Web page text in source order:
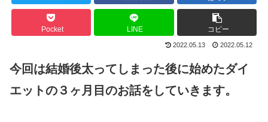
Pocket LINE コピー
2022.05.13 2022.05.12
今回は結婚後太ってしまった後に始めたダイ
エットの３ヶ月目のお話をしていきます。